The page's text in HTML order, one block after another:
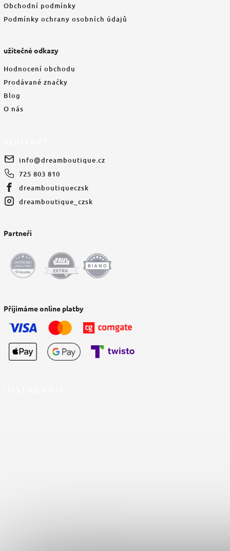
Obchodní podmínky
Podmínky ochrany osobních údajů
užitečné odkazy
Hodnocení obchodu
Prodávané značky
Blog
O nás
info@dreamboutique.cz
725 803 810
dreamboutiqueczsk
dreamboutique_czsk
Partneři
Přijímáme online platby